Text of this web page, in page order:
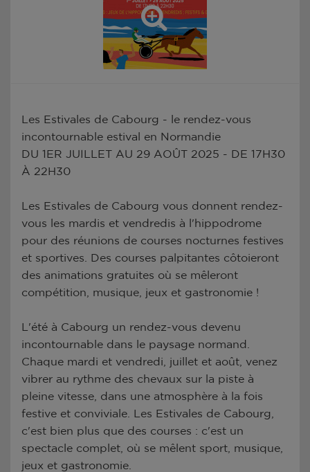
Les Estivales de Cabourg - le rendez-vous
incontournable estival en Normandie
DU 1ER JUILLET AU 29 AOÛT 2025 - DE 17H30
À 22H30
Les Estivales de Cabourg vous donnent rendez-
vous les mardis et vendredis à l'hippodrome
pour des réunions de courses nocturnes festives
et sportives. Des courses palpitantes côtoieront
des animations gratuites où se mêleront
compétition, musique, jeux et gastronomie !
L'été à Cabourg un rendez-vous devenu
incontournable dans le paysage normand.
Chaque mardi et vendredi, juillet et août, venez
vibrer au rythme des chevaux sur la piste à
pleine vitesse, dans une atmosphère à la fois
festive et conviviale. Les Estivales de Cabourg,
c'est bien plus que des courses : c'est un
spectacle complet, où se mêlent sport, musique,
jeux et gastronomie.